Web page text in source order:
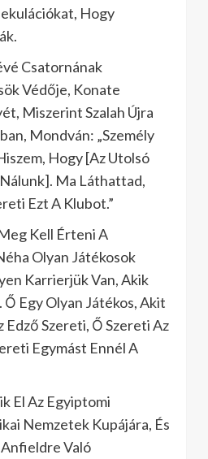
Hogy
Csatornának
Védője, Konate
Miszerint Szalah Újra
Mondván: „Személy
Hogy [Az Utolsó
Ma Láthattad,
Ezt A Klubot.”
Kell Érteni A
Olyan Játékosok
Karrierjük Van, Akik
Egy Olyan Játékos, Akit
Edző Szereti, Ő Szereti Az
Egymást Ennél A
El Az Egyiptomi
Nemzetek Kupájára, És
Való